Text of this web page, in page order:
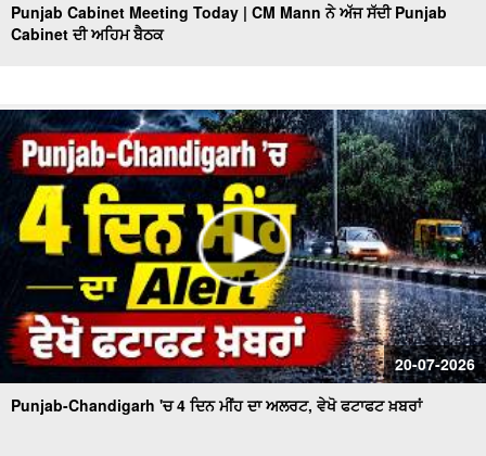
Punjab Cabinet Meeting Today | CM Mann ਨੇ ਅੱਜ ਸੱਦੀ Punjab
Cabinet ਦੀ ਅਹਿਮ ਬੈਠਕ
20-07-2026
Punjab-Chandigarh 'ਚ 4 ਦਿਨ ਮੀਂਹ ਦਾ ਅਲਰਟ, ਵੇਖੋ ਫਟਾਫਟ ਖ਼ਬਰਾਂ